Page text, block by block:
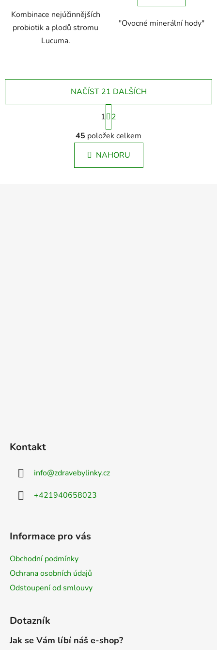
Kombinace nejúčinnějších
probiotik a plodů stromu
Lucuma.
"Ovocné minerální hody"
O
v
l
á
d
NAČÍST 21 DALŠÍCH
S
t
r
á
n
k
1
2
45 položek celkem
NAHORU
Kontakt
info@zdravebylinky.cz
+421940658023
Informace pro vás
Obchodní podmínky
Ochrana osobních údajů
Odstoupení od smlouvy
Dotazník
Jak se Vám líbí náš e-shop?